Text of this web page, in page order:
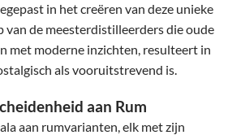
in het creëren van deze unieke
van de meesterdistilleerders die oude
met moderne inzichten, resulteert in
als vooruitstrevend is.
aan Rum
aan rumvarianten, elk met zijn